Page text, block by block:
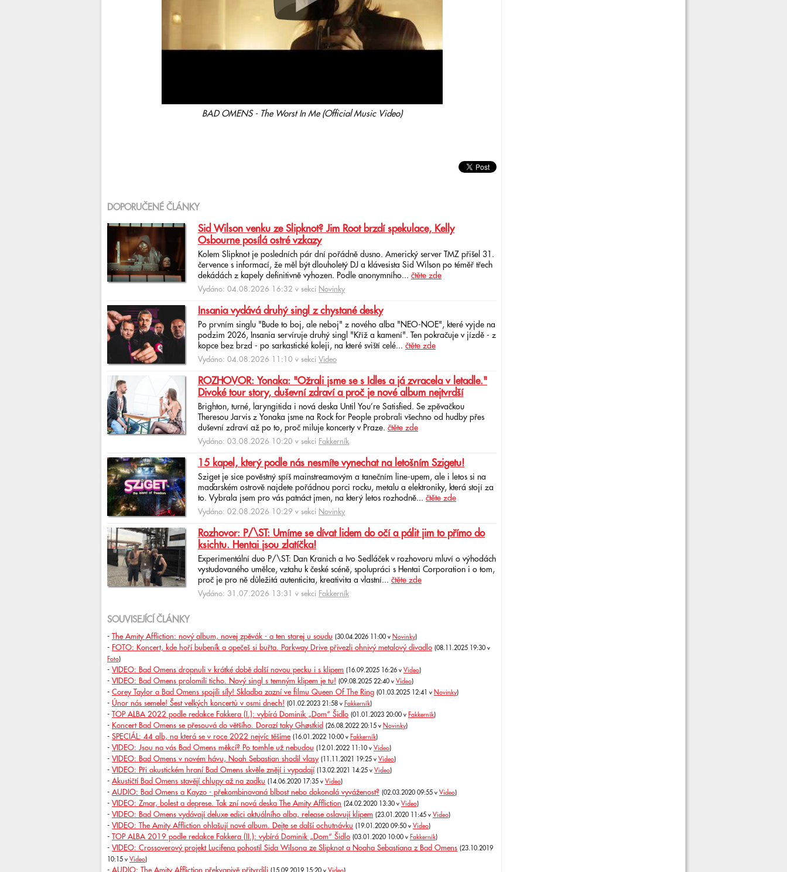
BAD OMENS - The Worst In Me (Official Music Video)
DOPORUČENÉ ČLÁNKY
Sid Wilson venku ze Slipknot? Jim Root brzdí spekulace, Kelly
Osbourne posílá ostré vzkazy
Kolem Slipknot je posledních pár dní pořádně dusno. Americký server TMZ přišel 31.
července s informací, že měl být dlouholetý DJ a klávesista Sid Wilson po téměř třech
dekádách z kapely definitivně vyhozen. Podle anonymního... čtěte zde
Vydáno: 04.08.2026 16:32 v sekci Novinky
Insania vydává druhý singl z chystané desky
Po prvním singlu "Bude to boj, ale neboj" z nového alba "NEO-NOE", které vyjde na
podzim 2026, Insania servíruje druhý singl "Kříž a kamení". Ten pokračuje v jízdě - z
kopce bez brzd - po sarkastické koleji, na které sviští celé... čtěte zde
Vydáno: 04.08.2026 11:10 v sekci Video
ROZHOVOR: Yonaka: "Ožrali jsme se s Idles a já zvracela v letadle."
Divoké tour story, duševní zdraví a proč je nové album nejtvrdší
Brighton, turné, laryngitida i nová deska Until You’re Satisfied. Se zpěvačkou
Theresou Jarvis z Yonaka jsme na Rock for People probrali všechno od hudby přes
duševní zdraví až po to, proč miluje koncerty v Praze. čtěte zde
Vydáno: 03.08.2026 10:20 v sekci Fakkerník
15 kapel, který podle nás nesmíte vynechat na letošním Szigetu!
Sziget je sice pověstný spíš mainstreamovým a tanečním line-upem, ale i letos si na
maďarském ostrově najdete pořádnou porci rocku, metalu a elektroniky, která stojí za
to. Vybrala jsem pro vás patnáct jmen, na který letos rozhodně... čtěte zde
Vydáno: 02.08.2026 10:29 v sekci Novinky
Rozhovor: P/\ST: Umíme se dívat lidem do očí a pálit jim to přímo do
ksichtu. Hentai jsou zlatíčka!
Experimentální duo P/\ST: Dan Kranich a Ivo Sedláček v rozhovoru mluví o výhodách
vystudovaného umělce, vztahu k české scéně, spolupráci s Hentai Corporation i o tom,
proč je pro ně důležitá autenticita, kreativita a vlastní... čtěte zde
Vydáno: 31.07.2026 13:31 v sekci Fakkerník
SOUVISEJÍCÍ ČLÁNKY
- The Amity Affliction: nový album, novej zpěvák - a ten starej u soudu (30.04.2026 11:00 v Novinky)
- FOTO: Koncert, kde hoří bubeník a opečeš si buřta. Parkway Drive přivezli ohnivý metalový divadlo (08.11.2025 19:30 v
Foto)
- VIDEO: Bad Omens dropnuli v krátké době další novou pecku i s klipem (16.09.2025 16:26 v Video)
- VIDEO: Bad Omens prolomili ticho. Nový singl s temným klipem je tu! (09.08.2025 22:40 v Video)
- Corey Taylor a Bad Omens spojili síly! Skladba zazní ve filmu Queen Of The Ring (01.03.2025 12:41 v Novinky)
- Únor nás semele! Šest velkých koncertů v osmi dnech! (01.02.2023 21:58 v Fakkerník)
- TOP ALBA 2022 podle redakce Fakkera (I.): vybírá Dominik „Dom“ Šidlo (01.01.2023 20:00 v Fakkerník)
- Koncert Bad Omens se přesouvá do většího. Dorazí taky Ghøstkid (26.08.2022 20:15 v Novinky)
- SPECIÁL: 44 alb, na která se v roce 2022 nejvíc těšíme (16.01.2022 10:00 v Fakkerník)
- VIDEO: Jsou na vás Bad Omens měkcí? Po tomhle už nebudou (12.01.2022 11:10 v Video)
- VIDEO: Bad Omens v novém hávu, Noah Sebastian shodil vlasy (11.11.2021 19:25 v Video)
- VIDEO: Při akustickém hraní Bad Omens skvěle znějí i vypadají (13.02.2021 14:25 v Video)
- Akustičtí Bad Omens stavějí chlupy až na zadku (14.06.2020 17:35 v Video)
- AUDIO: Bad Omens a Kayzo - překombinovaná blbost nebo dokonalá vyváženost? (02.03.2020 09:55 v Video)
- VIDEO: Zmar, bolest a deprese. Tak zní nová deska The Amity Affliction (24.02.2020 13:30 v Video)
- VIDEO: Bad Omens vydávají deluxe edici aktuálního alba, release oslavují klipem (23.01.2020 11:45 v Video)
- VIDEO: The Amity Affliction ohlašují nové album. Dejte se další ochutnávku (19.01.2020 09:50 v Video)
- TOP ALBA 2019 podle redakce Fakkera (II.): vybírá Dominik „Dom“ Šidlo (03.01.2020 10:00 v Fakkerník)
- VIDEO: Crossoverový projekt Lucifena pohostil Sida Wilsona ze Slipknot a Noaha Sebastiana z Bad Omens (23.10.2019
10:15 v Video)
- AUDIO: The Amity Affliction překvapivě přitvrdili